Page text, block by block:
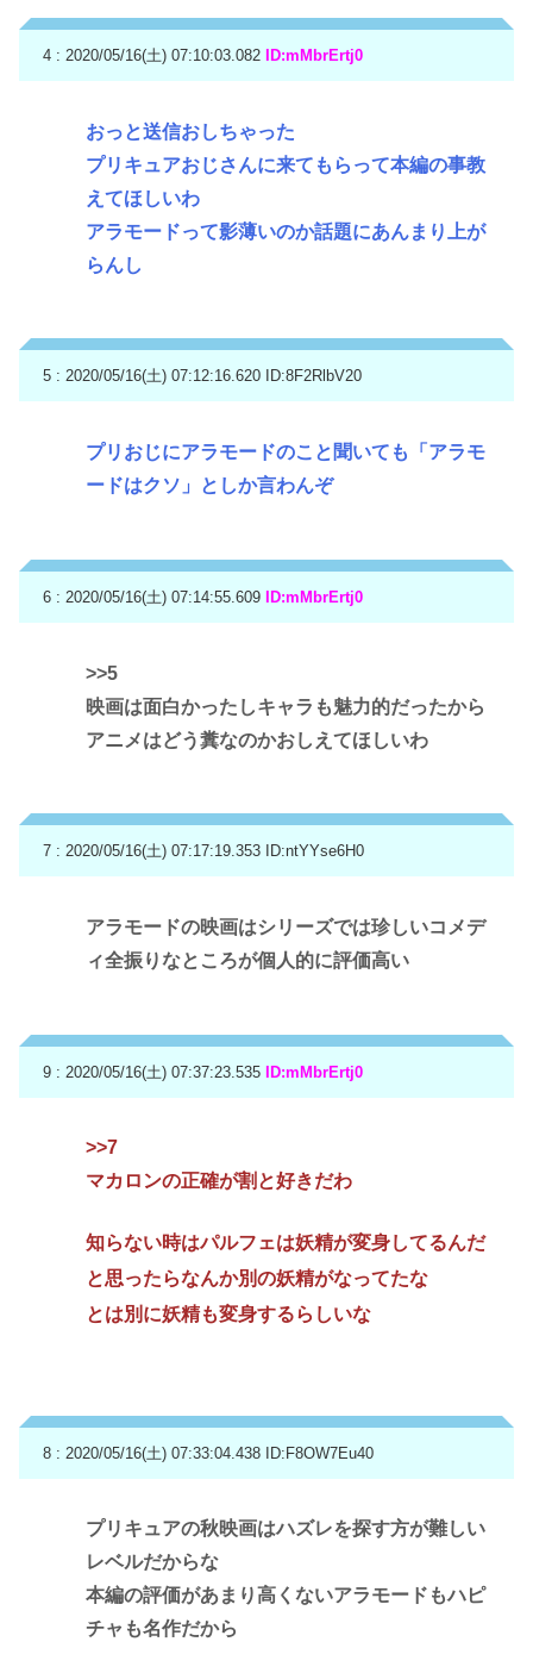
4 : 2020/05/16(土) 07:10:03.082 ID:mMbrErtj0
おっと送信おしちゃった
プリキュアおじさんに来てもらって本編の事教
えてほしいわ
アラモードって影薄いのか話題にあんまり上が
らんし
5 : 2020/05/16(土) 07:12:16.620 ID:8F2RlbV20
プリおじにアラモードのこと聞いても「アラモ
ードはクソ」としか言わんぞ
6 : 2020/05/16(土) 07:14:55.609 ID:mMbrErtj0
>>5
映画は面白かったしキャラも魅力的だったから
アニメはどう糞なのかおしえてほしいわ
7 : 2020/05/16(土) 07:17:19.353 ID:ntYYse6H0
アラモードの映画はシリーズでは珍しいコメデ
ィ全振りなところが個人的に評価高い
9 : 2020/05/16(土) 07:37:23.535 ID:mMbrErtj0
>>7
マカロンの正確が割と好きだわ
知らない時はパルフェは妖精が変身してるんだ
と思ったらなんか別の妖精がなってたな
とは別に妖精も変身するらしいな
8 : 2020/05/16(土) 07:33:04.438 ID:F8OW7Eu40
プリキュアの秋映画はハズレを探す方が難しい
レベルだからな
本編の評価があまり高くないアラモードもハピ
チャも名作だから